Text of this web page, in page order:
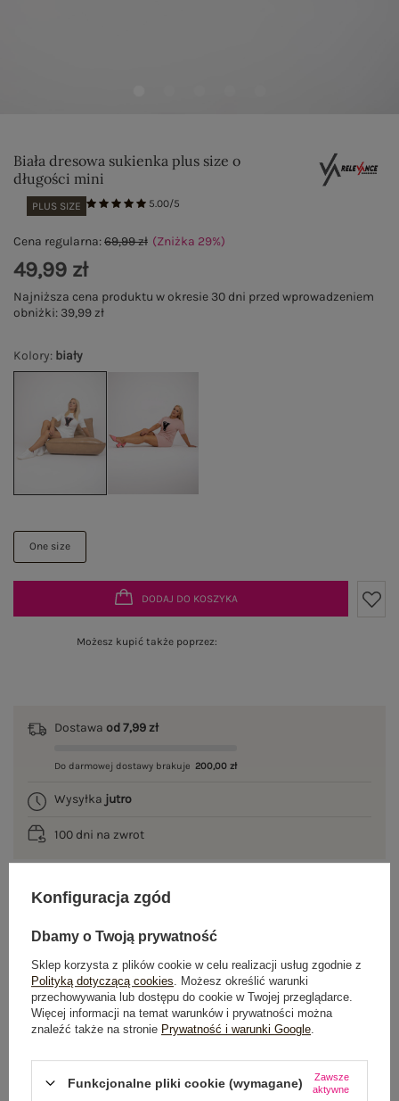
Biała dresowa sukienka plus size o
długości mini
PLUS SIZE 5.00/5
Kolory: biały
One size
Cena regularna:69,99 zł (Zniżka 29%)
49,99 zł
Najniższa cena produktu w okresie 30 dni przed wprowadzeniem
obniżki: 39,99 zł
DODAJ DO KOSZYKA
Możesz kupić także poprzez:
Dostawa od 7,99 zł
Do darmowej dostawy brakuje 200,00 zł
Wysyłka jutro
100 dni na zwrot
GŁÓWNE PARAMETRY
OPINIE O PRODUKCIE (1)
ZWROTY I REKLAMACJE
Konfiguracja zgód
Dbamy o Twoją prywatność
Sklep korzysta z plików cookie w celu realizacji usług zgodnie z
Polityką dotyczącą cookies . Możesz określić warunki
przechowywania lub dostępu do cookie w Twojej przeglądarce.
Więcej informacji na temat warunków i prywatności można
znaleźć także na stronie Prywatność i warunki Google
Funkcjonalne pliki cookie (wymagane)
Zawsze
aktywne